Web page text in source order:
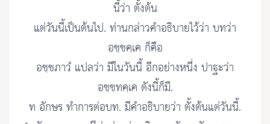
นี้ว่า ตั้งต้น
แต่วันนี้เป็นต้นไป. ท่านกล่าวคำอธิบายไว้ว่า บทว่า
อชฺชคฺเค ก็คือ
อชฺชภาวํ แปลว่า มีในวันนี้ อีกอย่างหนึ่ง ปาฐะว่า
อชฺชทคฺเค ดังนี้ก็มี.
ท อักษร ทำการต่อบท. มีคำอธิบายว่า ตั้งต้นแต่วันนี้.